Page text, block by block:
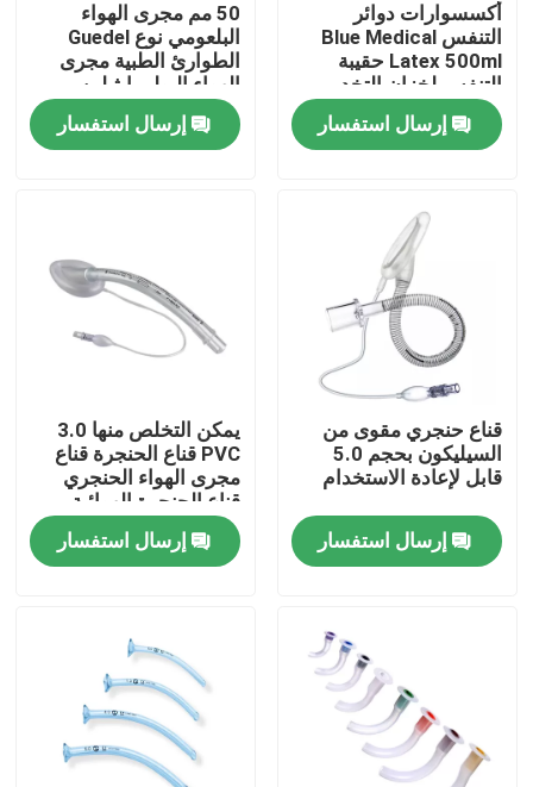
المنزل
فيديوهات
حولنا
جولة في المصنع
مراقبة الجودة
اتصل بنا
قناع الأكسجين الطبي
قناع الأكسجين الفنتوري
أكسسوارات دوائر
التنفس Blue Medical
Latex 500ml حقيبة
التنفس لخزان التخدير
إرسال استفسار
50 مم مجرى الهواء
البلعومي نوع Guedel
الطوارئ الطبية مجرى
الهواء البولي إيثيلين
مجرى الهواء
إرسال استفسار
قناع حنجري مقوى من
السيليكون بحجم 5.0
قابل لإعادة الاستخدام
إرسال استفسار
يمكن التخلص منها 3.0
PVC قناع الحنجرة قناع
مجرى الهواء الحنجري
قناع الحنجرة الهوائية
إرسال استفسار